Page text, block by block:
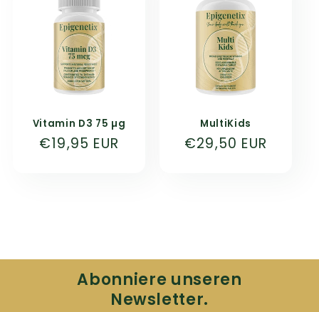
Vitamin D3 75 µg
Normaler
€19,95 EUR
MultiKids
Normaler
€29,50 EUR
Abonniere unseren
Newsletter.